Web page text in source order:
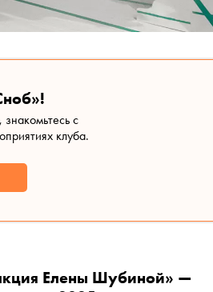
с
клуба.
Елены Шубиной» —